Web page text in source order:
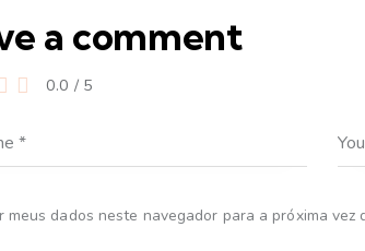
a comment
0.0 / 5
meus dados neste navegador para a próxima vez